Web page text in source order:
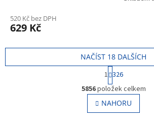
520 Kč bez DPH
629 Kč
O
v
l
á
NAČÍST 18 DALŠÍCH
S
t
r
á
n
k
1 326
5856položek celkem
NAHORU